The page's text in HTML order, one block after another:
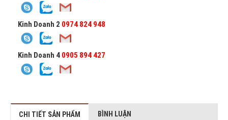
Kinh Doanh 2 0974 824 948
Kinh Doanh 4 0905 894 427
CHI TIẾT SẢN PHẨM BÌNH LUẬN